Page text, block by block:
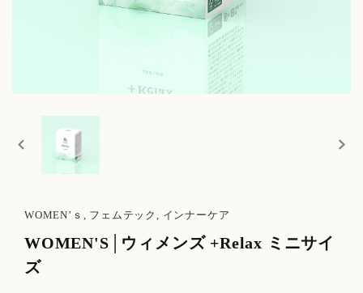
WOMEN’ｓ, フェムテック, インナーケア
WOMEN'S│ウィメンズ +Relax ミニサイ
ズ